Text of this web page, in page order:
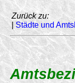
Zurück zu:
| Städte und